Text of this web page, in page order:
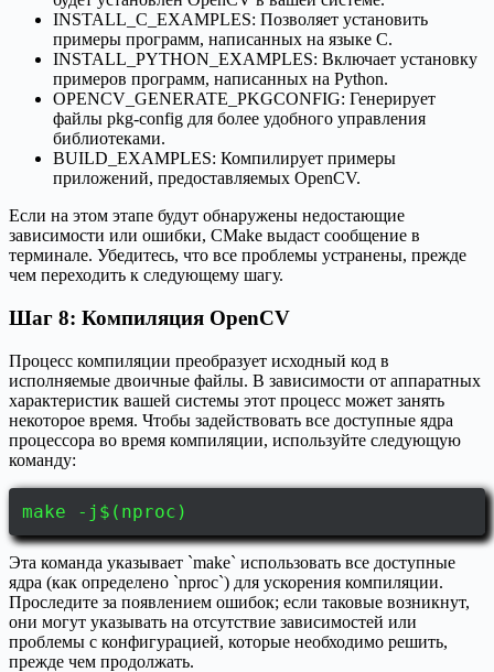
INSTALL_C_EXAMPLES: Позволяет установить
примеры программ, написанных на языке C.
INSTALL_PYTHON_EXAMPLES: Включает установку
примеров программ, написанных на Python.
OPENCV_GENERATE_PKGCONFIG: Генерирует
файлы pkg-config для более удобного управления
библиотеками.
BUILD_EXAMPLES: Компилирует примеры
приложений, предоставляемых OpenCV.
Если на этом этапе будут обнаружены недостающие
зависимости или ошибки, CMake выдаст сообщение в
терминале. Убедитесь, что все проблемы устранены, прежде
чем переходить к следующему шагу.
Шаг 8: Компиляция OpenCV
Процесс компиляции преобразует исходный код в
исполняемые двоичные файлы. В зависимости от аппаратных
характеристик вашей системы этот процесс может занять
некоторое время. Чтобы задействовать все доступные ядра
процессора во время компиляции, используйте следующую
команду:
make -j$(nproc)
Эта команда указывает `make` использовать все доступные
ядра (как определено `nproc`) для ускорения компиляции.
Проследите за появлением ошибок; если таковые возникнут,
они могут указывать на отсутствие зависимостей или
проблемы с конфигурацией, которые необходимо решить,
прежде чем продолжать.